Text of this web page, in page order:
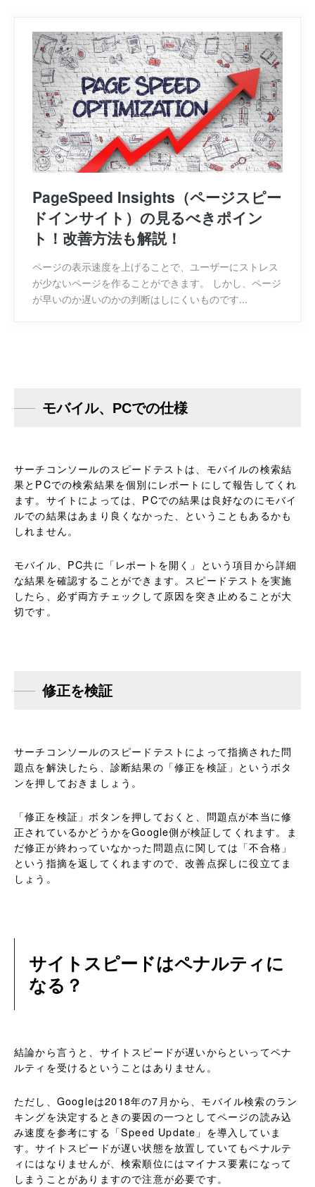
PageSpeed Insights（ページスピー
ドインサイト）の見るべきポイン
ト！改善方法も解説！
ページの表示速度を上げることで、ユーザーにストレス
が少ないページを作ることができます。 しかし、ページ
が早いのか遅いのかの判断はしにくいものです...
モバイル、 PCでの仕様
サーチコンソールのスピードテストは、モバイルの検索結
果とPCでの検索結果を個別にレポートにして報告してくれ
ます。サイトによっては、PCでの結果は良好なのにモバイ
ルでの結果はあまり良くなかった、ということもあるかも
しれません。
モバイル、PC共に「レポートを開く」という項目から詳細
な結果を確認することができます。スピードテストを実施
したら、必ず両方チェックして原因を突き止めることが大
切です。
修正を検証
サーチコンソールのスピードテストによって指摘された問
題点を解決したら、診断結果の「修正を検証」というボタ
ンを押しておきましょう。
「修正を検証」ボタンを押しておくと、問題点が本当に修
正されているかどうかをGoogle側が検証してくれます。ま
だ修正が終わっていなかった問題点に関しては「不合格」
という指摘を返してくれますので、改善点探しに役立てま
しょう。
サイトスピードはペナルティに
なる？
結論から言うと、サイトスピードが遅いからといってペナ
ルティを受けるということはありません。
ただし、Googleは2018年の7月から、モバイル検索のラン
キングを決定するときの要因の一つとしてページの読み込
み速度を参考にする「Speed Update」を導入していま
す。サイトスピードが遅い状態を放置していてもペナルテ
ィにはなりませんが、検索順位にはマイナス要素になって
しまうことがありますので注意が必要です。